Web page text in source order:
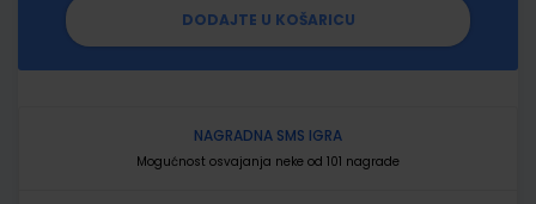
DODAJTE U KOŠARICU
NAGRADNA SMS IGRA
Mogućnost osvajanja neke od 101 nagrade